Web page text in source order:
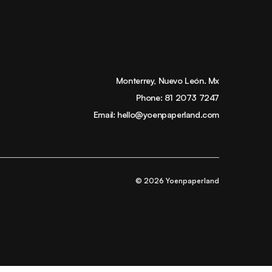
Monterrey, Nuevo León. Mx
Phone: 81 2073 7247
Email: hello@yoenpaperland.com
© 2026 Yoenpaperland